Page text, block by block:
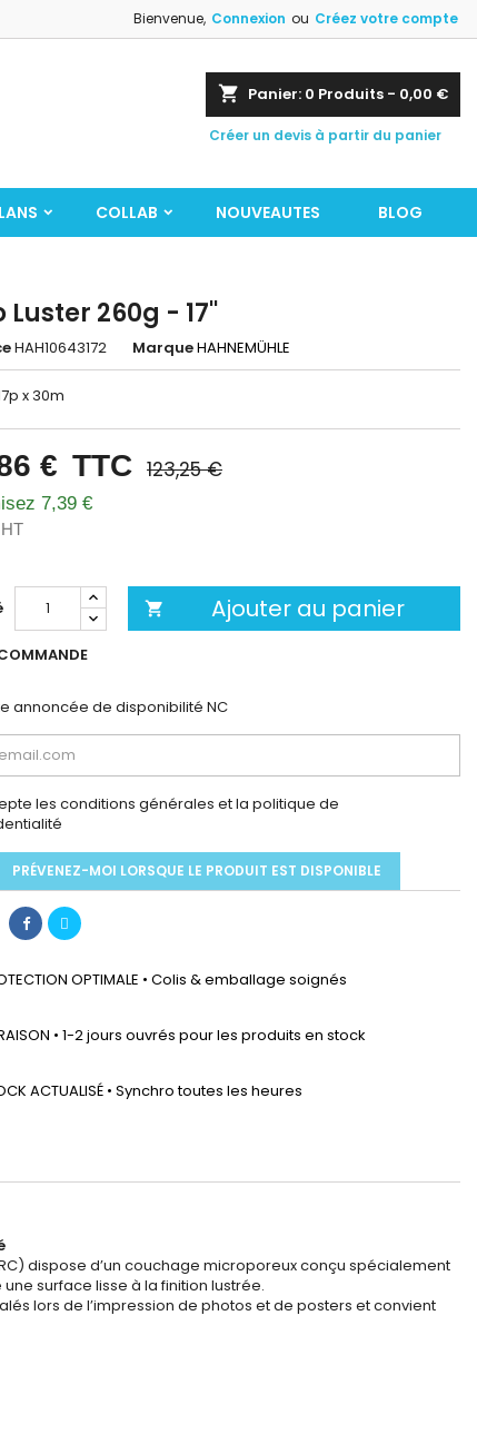
Bienvenue, Connexion ou Créez votre compte
shopping_cart Panier: 0 Produits - 0,00 €
Créer un devis à partir du panier
COLLAB NOUVEAUTES BLOG
Luster 260g - 17''
HAH10643172 MarqueHAHNEMÜHLE
x 30m
€ TTC 123,25 €
7,39 €
HT
 Ajouter au panier
annoncée de disponibilité NC
les conditions générales et la politique de
PRÉVENEZ-MOI LORSQUE LE PRODUIT EST DISPONIBLE
OPTIMALE • Colis & emballage soignés
• 1-2 jours ouvrés pour les produits en stock
ACTUALISÉ • Synchro toutes les heures
dispose d’un couchage microporeux conçu spécialement
surface lisse à la finition lustrée.
lors de l’impression de photos et de posters et convient